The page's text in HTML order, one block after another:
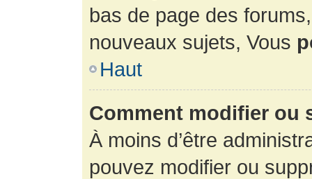
bas de page des
nouveaux sujets, Vous
Haut
Comment modifier ou
À moins d’être
pouvez modifier ou